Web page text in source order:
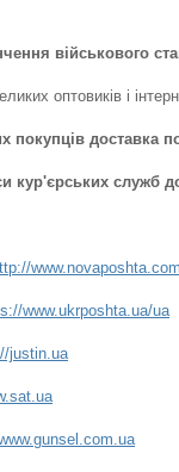
військового
оптовиків і
покупців доставка
кур'єрських служб
www.ukrposhta.ua/ua
justin.ua